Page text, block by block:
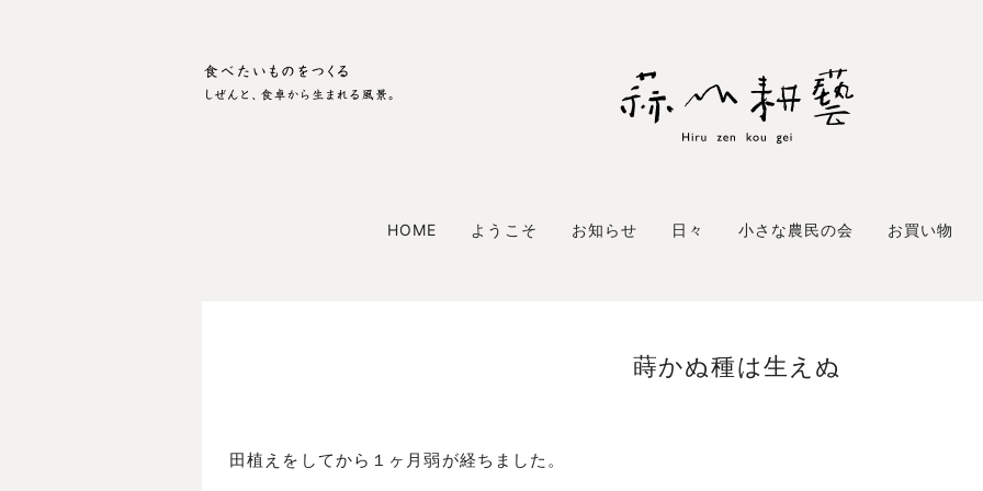
HOME ようこそ お知らせ 日々 小さな農民の会 お買い物
蒔かぬ種は生えぬ
田植えをしてから１ヶ月弱が経ちました。